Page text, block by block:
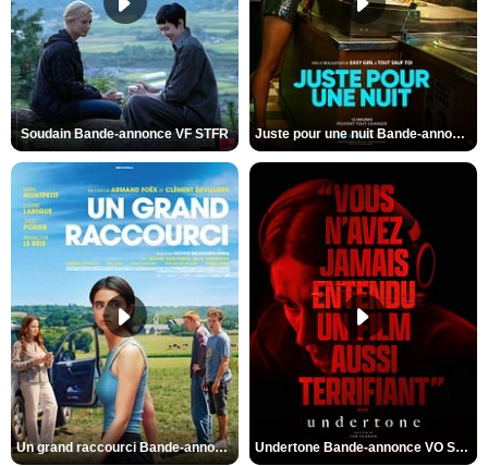
Soudain Bande-annonce VF STFR Juste pour une nuit Bande-annonce VO STFR
Un grand raccourci Bande-annonce VF Undertone Bande-annonce VO STFR